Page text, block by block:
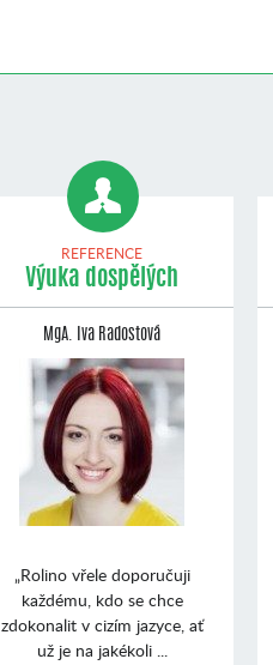
REFERENCE
Výuka dospělých
MgA. Iva Radostová
„Rolino vřele doporučuji
každému, kdo se chce
zdokonalit v cizím jazyce, ať
už je na jakékoli ...